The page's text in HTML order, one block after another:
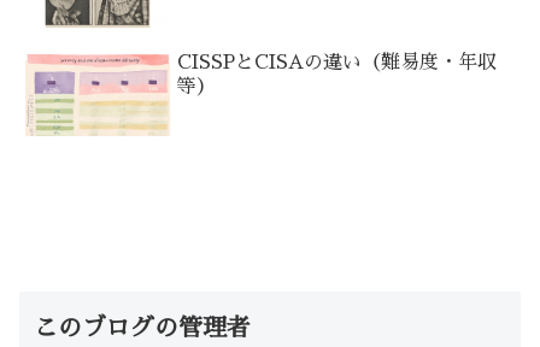
CISSPとCISAの違い（難易度・年収
等）
このブログの管理者